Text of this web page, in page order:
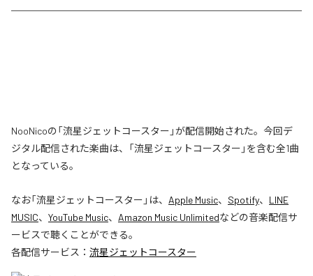
NooNicoの「流星ジェットコースター」が配信開始された。今回デ
ジタル配信された楽曲は、「流星ジェットコースター」を含む全1曲
となっている。
なお「流星ジェットコースター 」は、 Apple Music、 Spotify、 LINE
MUSIC、 YouTube Music、 Amazon Music Unlimitedなどの音楽配信サ
ービスで聴くことができる。
各配信サービス： 流星ジェットコースター